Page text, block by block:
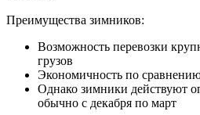
Преимущества зимников:
Возможность перевозки
грузов
Экономичность по
Однако зимники действуют
обычно с декабря по март